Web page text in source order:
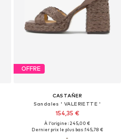
OFFRE
CASTAÑER
Sandales ' VALERIETTE '
154,35 €
À l'origine : 245,00 €
Dernier prix le plus bas :145,78 €